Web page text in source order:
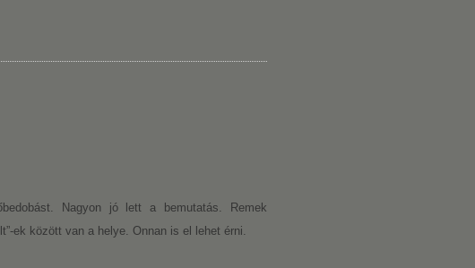
Nagyon jó lett a bemutatás. Remek
ek között van a helye. Onnan is el lehet érni.